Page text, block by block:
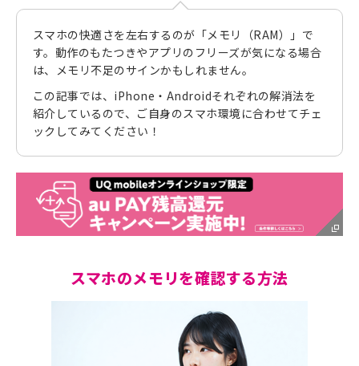
スマホの快適さを左右するのが「メモリ（RAM）」で
す。動作のもたつきやアプリのフリーズが気になる場合
は、メモリ不足のサインかもしれません。
この記事では、iPhone・Androidそれぞれの解消法を
紹介しているので、ご自身のスマホ環境に合わせてチェ
ックしてみてください！
スマホのメモリを確認する方法